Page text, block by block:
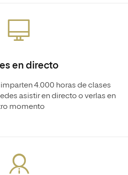
en directo
4.000 horas de clases
asistir en directo o verlas en
momento